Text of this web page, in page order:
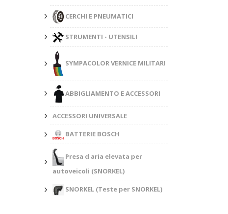
CERCHI E PNEUMATICI
STRUMENTI - UTENSILI
SYMPACOLOR VERNICE MILITARI
ABBIGLIAMENTO E ACCESSORI
ACCESSORI UNIVERSALE
BATTERIE BOSCH
Presa d aria elevata per
autoveicoli (SNORKEL)
SNORKEL (Teste per SNORKEL)